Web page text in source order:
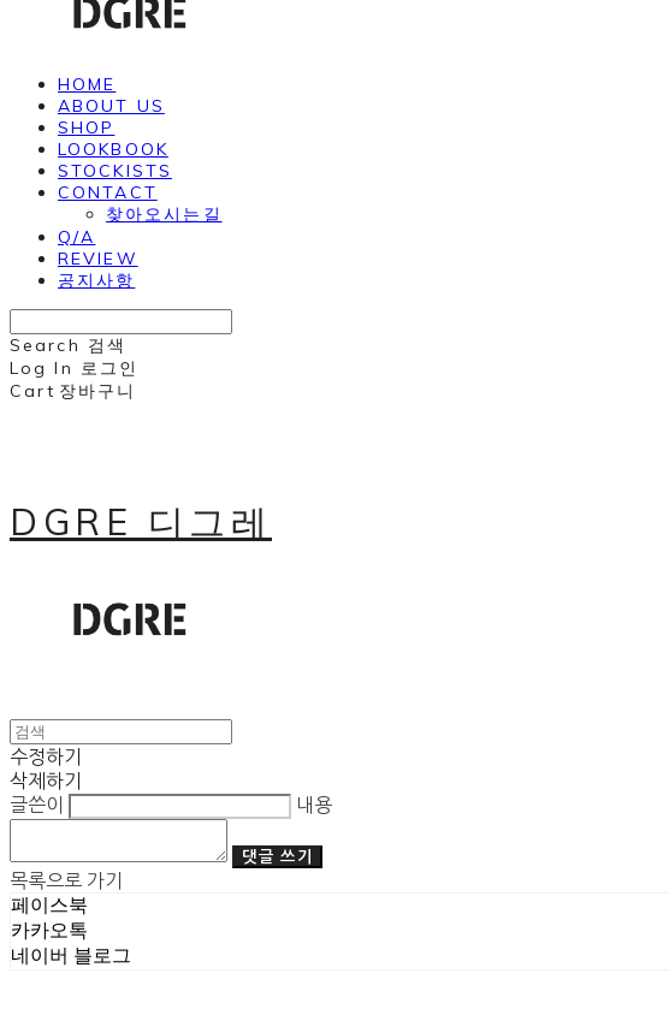
HOME
ABOUT US
SHOP
LOOKBOOK
STOCKISTS
CONTACT
찾아오시는길
Q/A
REVIEW
공지사항
Search 검색
Log In 로그인
Cart 장바구니
DGRE 디그레
수정하기
삭제하기
글쓴이
내용
댓글 쓰기
목록으로 가기
페이스북
카카오톡
네이버 블로그